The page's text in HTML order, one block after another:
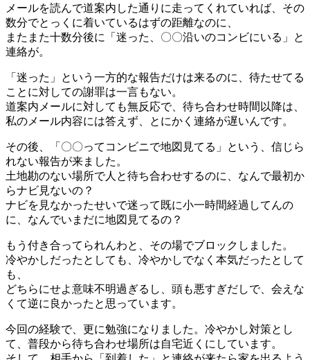
メールを読んで道案内した通りに走ってくれていれば、その
数分でとっくに着いているはずの距離なのに、
またまた十数分後に「迷った、〇〇沿いのコンビにいる」と
連絡が。
「迷った」という一方的な報告だけは来るのに、待たせてる
ことに対しての謝罪は一言もない。
道案内メールに対しても無反応で、待ち合わせ時間以降は、
私のメール内容には答えず、とにかく連絡が遅いんです。
その後、「〇〇ってコンビニで地図見てる」という、信じら
れない報告が来ました。
土地勘のない場所で人と待ち合わせするのに、なんで最初か
らナビ見ないの？
ナビを見なかったせいで迷って既に小一時間経過してんの
に、なんでいまだに地図見てるの？
もう付き合ってられんわと、その場でブロックしました。
冷やかしだったとしても、冷やかしでなく本気だったとして
も、
どちらにせよ意味不明過ぎるし、頭も悪すぎだしで、会えな
くて逆に良かったと思っています。
今回の経験で、更に勉強になりました。冷やかし対策とし
て、普段から待ち合わせ場所は自宅近くにしています。